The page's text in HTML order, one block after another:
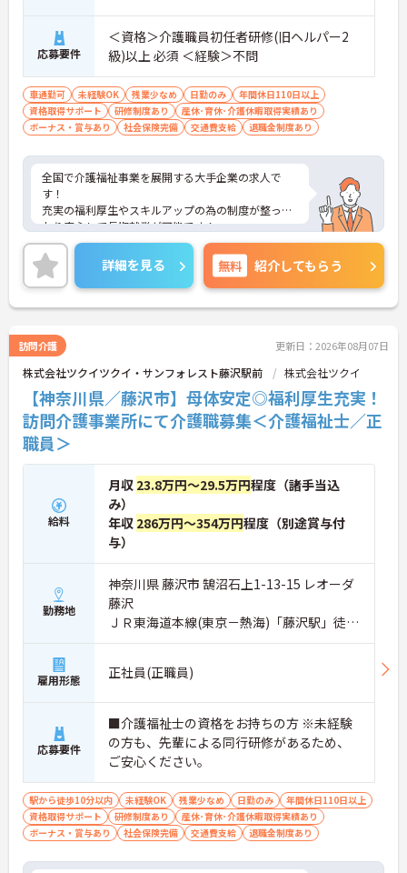
応募要件
＜資格＞介護職員初任者研修(旧ヘルパー2
級)以上 必須 ＜経験＞不問
車通勤可 未経験OK 残業少なめ 日勤のみ
年間休日110日以上
資格取得サポート
研修制度あり
産休･育休･介護休暇取得実績あり
ボーナス・賞与あり
社会保険完備 交通費支給 退職金制度あり
全国で介護福祉事業を展開する大手企業の求人で
す！
充実の福利厚生やスキルアップの為の制度が整って
おり安心して長期就業が可能です！
ご興味ある方には、面接のポイントなど、さらに詳
細をお話致しますのでお気軽にご相談ください。
詳細を見る 無料 紹介してもらう
訪問介護 更新日：2026年08月07日
株式会社ツクイツクイ・サンフォレスト藤沢駅前 株式会社ツクイ
【神奈川県／藤沢市】母体安定◎福利厚生充実！
訪問介護事業所にて介護職募集＜介護福祉士／正
職員＞
給料
月収 23.8万円～29.5万円程度（諸手当込
み）
年収 286万円～354万円程度（別途賞与付
与）
勤務地
神奈川県 藤沢市 鵠沼石上1-13-15 レオーダ
藤沢
ＪＲ東海道本線(東京－熱海)「藤沢駅」徒歩
4分
雇用形態 正社員(正職員)
応募要件
■介護福祉士の資格をお持ちの方 ※未経験
の方も、先輩による同行研修があるため、
ご安心ください。
駅から徒歩10分以内 未経験OK 残業少なめ 日勤のみ
年間休日110日以上
資格取得サポート
研修制度あり
産休･育休･介護休暇取得実績あり
ボーナス・賞与あり
社会保険完備 交通費支給 退職金制度あり